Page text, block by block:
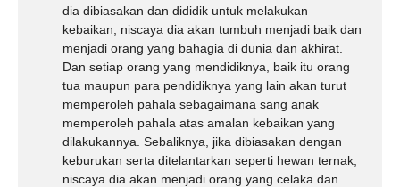
dia dibiasakan dan dididik untuk melakukan
kebaikan, niscaya dia akan tumbuh menjadi baik dan
menjadi orang yang bahagia di dunia dan akhirat.
Dan setiap orang yang mendidiknya, baik itu orang
tua maupun para pendidiknya yang lain akan turut
memperoleh pahala sebagaimana sang anak
memperoleh pahala atas amalan kebaikan yang
dilakukannya. Sebaliknya, jika dibiasakan dengan
keburukan serta ditelantarkan seperti hewan ternak,
niscaya dia akan menjadi orang yang celaka dan